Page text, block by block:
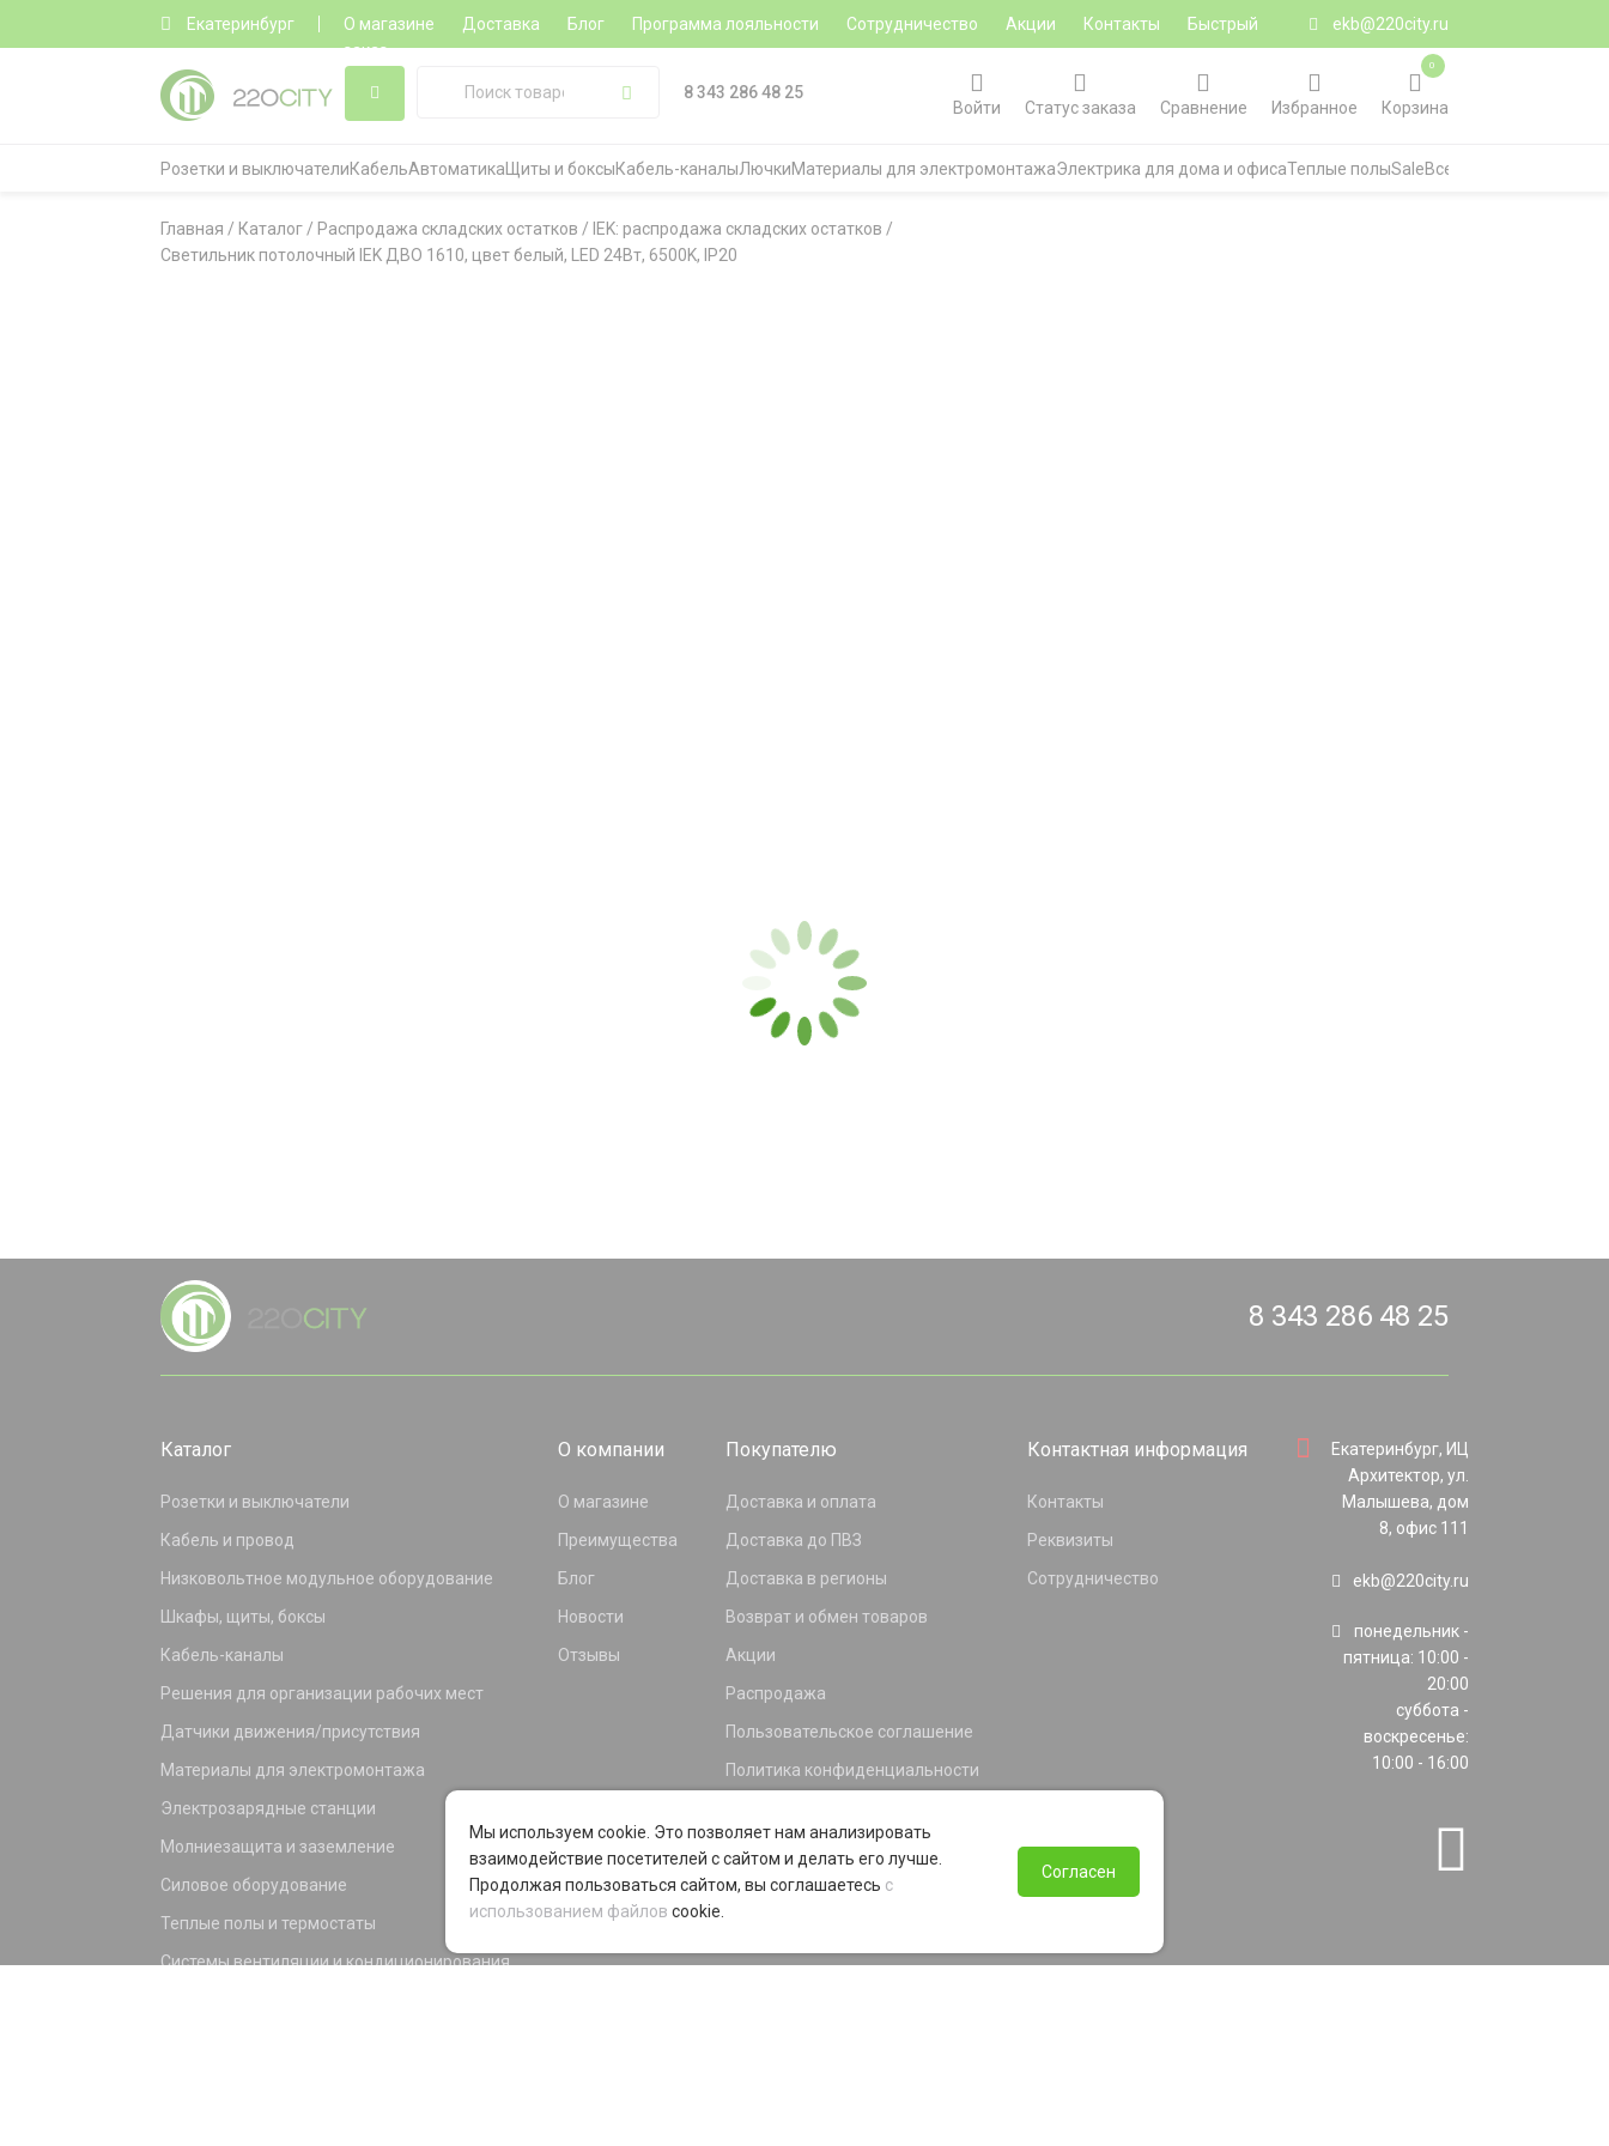
Екатеринбург О магазине Доставка Блог Программа лояльности Сотрудничество Акции Контакты
Быстрый
заказ
ekb@220city.ru
8 343 286 48 25
Войти
Статус заказа Сравнение Избранное Корзина
0
Розетки и выключателиКабельАвтоматика Щиты и боксыКабель-каналыЛючкиМатериалы для электромонтажаЭлектрика для дома и офисаТеплые полыSaleВсе категории
Главная / Каталог / Распродажа складских остатков / IEK: распродажа складских остатков /
Светильник потолочный IEK ДВО 1610, цвет белый, LED 24Вт, 6500K, IP20
8 343 286 48 25
Каталог
Розетки и выключатели
Кабель и провод
Низковольтное модульное оборудование
Шкафы, щиты, боксы
Кабель-каналы
Решения для организации рабочих мест
Датчики движения/присутствия
Материалы для электромонтажа
Электрозарядные станции
Молниезащита и заземление
Силовое оборудование
Теплые полы и термостаты
Системы вентиляции и кондиционирования
О компании
О магазине
Преимущества
Блог
Новости
Отзывы
Покупателю
Доставка и оплата
Доставка до ПВЗ
Доставка в регионы
Возврат и обмен товаров
Акции
Распродажа
Пользовательское соглашение
Политика конфиденциальности
Программа лояльности
Контактная информация
Контакты
Реквизиты
Сотрудничество
Екатеринбург, ИЦ
Архитектор, ул.
Малышева, дом
8, офис 111
ekb@220city.ru
понедельник -
пятница: 10:00 -
20:00
суббота -
воскресенье:
10:00 - 16:00
Мы используем cookie. Это позволяет нам анализировать
взаимодействие посетителей с сайтом и делать его лучше.
Продолжая пользоваться сайтом, вы соглашаетесь с
использованием файлов cookie.
Согласен